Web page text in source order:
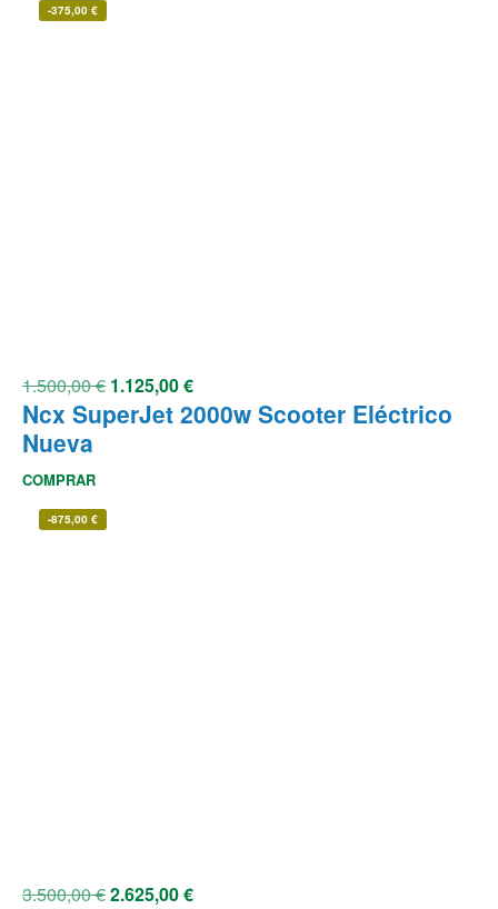
-375,00 €
1.500,00€ 1.125,00€
Ncx SuperJet 2000w Scooter Eléctrico
Nueva
COMPRAR
-875,00 €
3.500,00€2.625,00€